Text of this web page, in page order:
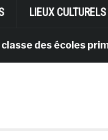
LIEUX CULTURELS
des écoles